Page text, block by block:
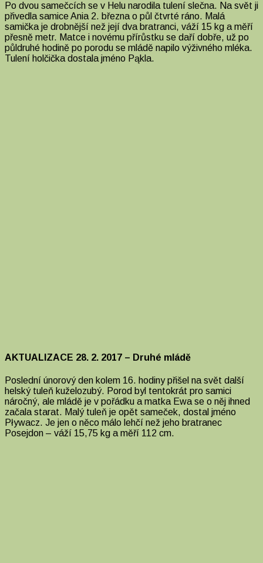
Po dvou samečcích se v Helu narodila tulení slečna. Na svět ji
přivedla samice Ania 2. března o půl čtvrté ráno. Malá
samička je drobnější než její dva bratranci, váží 15 kg a měří
přesně metr. Matce i novému přírůstku se daří dobře, už po
půldruhé hodině po porodu se mládě napilo výživného mléka.
Tulení holčička dostala jméno Pąkla.
AKTUALIZACE 28. 2. 2017 – Druhé mládě
Poslední únorový den kolem 16. hodiny přišel na svět další
helský tuleň kuželozubý. Porod byl tentokrát pro samici
náročný, ale mládě je v pořádku a matka Ewa se o něj ihned
začala starat. Malý tuleň je opět sameček, dostal jméno
Pływacz. Je jen o něco málo lehčí než jeho bratranec
Posejdon – váží 15,75 kg a měří 112 cm.